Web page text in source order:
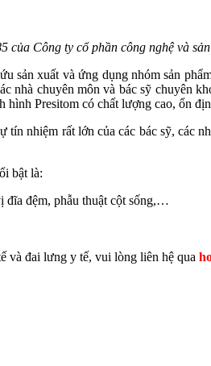
của Công ty cổ phần công nghệ và
sản xuất và ứng dụng nhóm sản
nhà chuyên môn và bác sỹ chuyên
Presitom có chất lượng cao, ổn
nhiệm rất lớn của các bác sỹ,
bật là:
đĩa đệm, phẫu thuật cột sống,…
và đai lưng y tế, vui lòng liên hệ qua